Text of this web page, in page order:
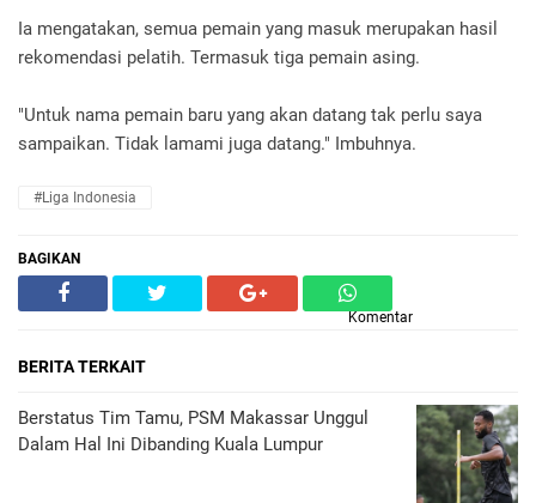
Ia mengatakan, semua pemain yang masuk merupakan hasil
rekomendasi pelatih. Termasuk tiga pemain asing.
"Untuk nama pemain baru yang akan datang tak perlu saya
sampaikan. Tidak lamami juga datang." Imbuhnya.
#Liga Indonesia
BAGIKAN
Komentar
BERITA TERKAIT
Berstatus Tim Tamu, PSM Makassar Unggul
Dalam Hal Ini Dibanding Kuala Lumpur